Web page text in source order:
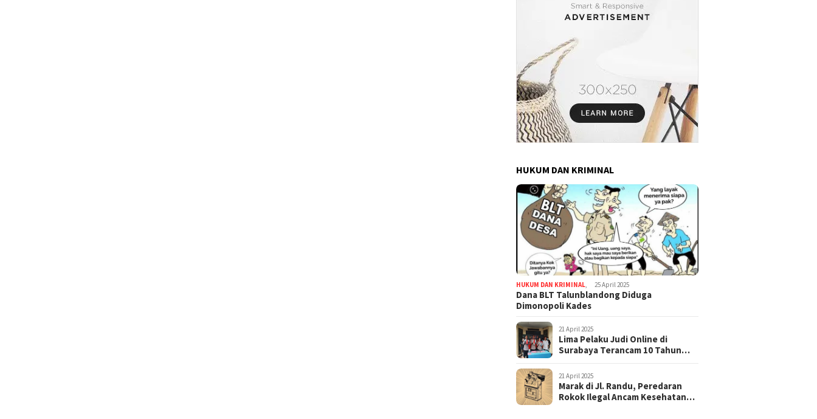
HUKUM DAN KRIMINAL
HUKUM DAN KRIMINAL 25 April 2025
Dana BLT Talunblandong Diduga
Dimonopoli Kades
21 April 2025
Lima Pelaku Judi Online di
Surabaya Terancam 10 Tahun
21 April 2025
Marak di Jl. Randu, Peredaran
Rokok Ilegal Ancam Kesehatan